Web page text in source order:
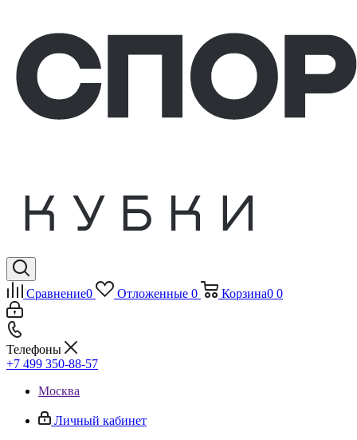
Сравнение0 Отложенные 0 Корзина0 0
Телефоны
+7 499 350-88-57
Москва
Личный кабинет